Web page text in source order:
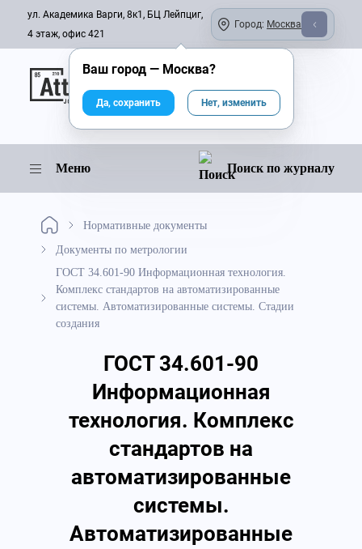
ул. Академика Варги, 8к1, БЦ Лейпциг,
4 этаж, офис 421
Город: Москва
Онлайн-журнал
Меню Поиск по журналу
Нормативные документы
Документы по метрологии
ГОСТ 34.601-90 Информационная технология.
Комплекс стандартов на автоматизированные
системы. Автоматизированные системы. Стадии
создания
ГОСТ 34.601-90
Информационная
технология. Комплекс
стандартов на
автоматизированные
системы.
Автоматизированные
Ваш город — Москва?
Да, сохранить Нет, изменить